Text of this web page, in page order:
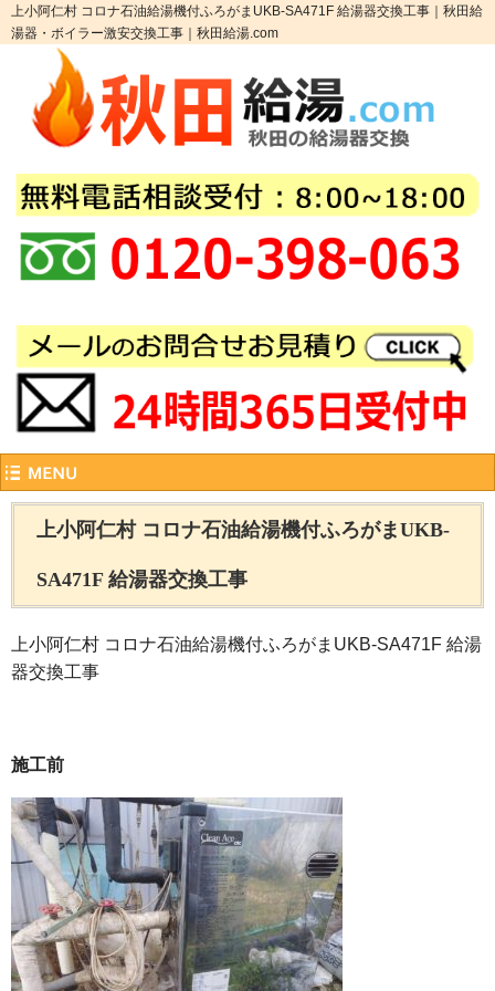
上小阿仁村 コロナ石油給湯機付ふろがまUKB-SA471F 給湯器交換工事｜秋田給
湯器・ボイラー激安交換工事｜秋田給湯.com
上小阿仁村 コロナ石油給湯機付ふろがまUKB-
SA471F 給湯器交換工事
上小阿仁村 コロナ石油給湯機付ふろがまUKB-SA471F 給湯
器交換工事
施工前